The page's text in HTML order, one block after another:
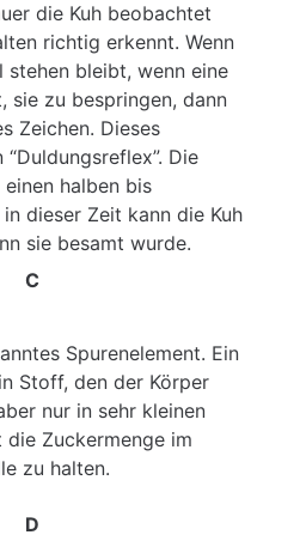
die Kuh beobachtet
richtig erkennt. Wenn
stehen bleibt, wenn eine
sie zu bespringen, dann
Zeichen. Dieses
Die
halben bis
dieser Zeit kann die Kuh
sie besamt wurde.
C
Spurenelement. Ein
Stoff, den der Körper
nur in sehr kleinen
Zuckermenge im
zu halten.
D